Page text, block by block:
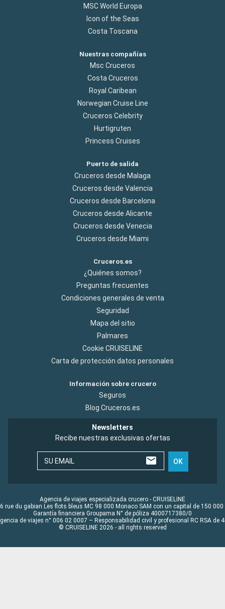
MSC World Europa
Icon of the Seas
Costa Toscana
Nuestras compañías
Msc Cruceros
Costa Cruceros
Royal Caribean
Norwegian Cruise Line
Cruceros Celebrity
Hurtigruten
Princess Cruises
Puerto de salida
Cruceros desde Malaga
Cruceros desde Valencia
Cruceros desde Barcelona
Cruceros desde Alicante
Cruceros desde Venecia
Cruceros desde Miami
Cruceros.es
¿Quiénes somos?
Preguntas frecuentes
Condiciones generales de venta
Seguridad
Mapa del sitio
Palmares
Cookie CRUISELINE
Carta de protección datos personales
Información sobre crucero
Seguros
Blog Cruceros.es
Newsletters
Recibe nuestras exclusivas ofertas
SU EMAIL OK
Agencia de viajes especializada crucero - CRUISELINE
rue du gabian Les flots bleus MC 98 000 Monaco SAM con un capital de 150 000
Garantía financiera Groupama N° de póliza 4000717380/0
de viajes n° 006 02 0007 – Responsabilidad civil y profesional RC RSA de
© CRUISELINE 2026 - all rights reserved